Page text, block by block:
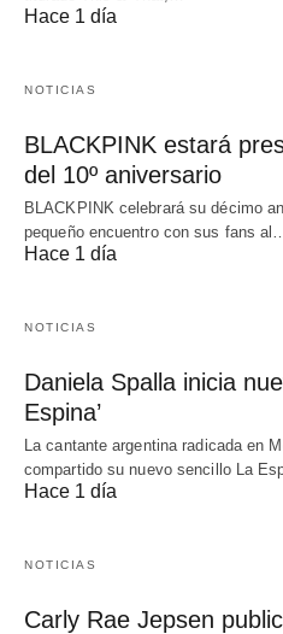
Hace 1 día
NOTICIAS
BLACKPINK estará
del 10º aniversario
BLACKPINK celebrará su décimo
pequeño encuentro con sus fans al…
Hace 1 día
NOTICIAS
Daniela Spalla inicia
Espina’
La cantante argentina radicada en
compartido su nuevo sencillo La
Hace 1 día
NOTICIAS
Carly Rae Jepsen